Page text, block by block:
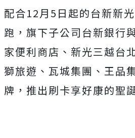
配合12月5日起的台新新
跑，旗下子公司台新銀行
家便利商店、新光三越台
獅旅遊、瓦城集團、王品
牌，推出刷卡享好康的聖